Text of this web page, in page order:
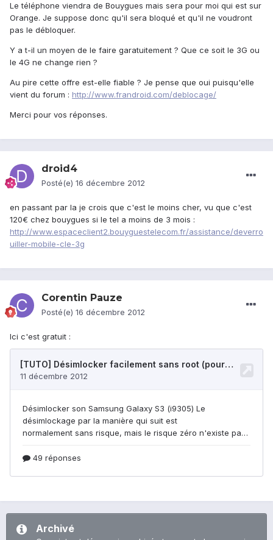
Le téléphone viendra de Bouygues mais sera pour moi qui est sur
Orange. Je suppose donc qu'il sera bloqué et qu'il ne voudront
pas le débloquer.
Y a t-il un moyen de le faire garatuitement ? Que ce soit le 3G ou
le 4G ne change rien ?
Au pire cette offre est-elle fiable ? Je pense que oui puisqu'elle
vient du forum : http://www.frandroid.com/deblocage/
Merci pour vos réponses.
droid4
Posté(e) 16 décembre 2012
en passant par la je crois que c'est le moins cher, vu que c'est
120€ chez bouygues si le tel a moins de 3 mois :
http://www.espaceclient2.bouyguestelecom.fr/assistance/deverro
uiller-mobile-cle-3g
Corentin Pauze
Posté(e) 16 décembre 2012
Ici c'est gratuit :
Archivé